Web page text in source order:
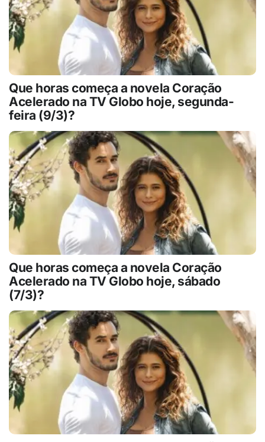
Que horas começa a novela Coração
Acelerado na TV Globo hoje, segunda-
feira (9/3)?
Que horas começa a novela Coração
Acelerado na TV Globo hoje, sábado
(7/3)?